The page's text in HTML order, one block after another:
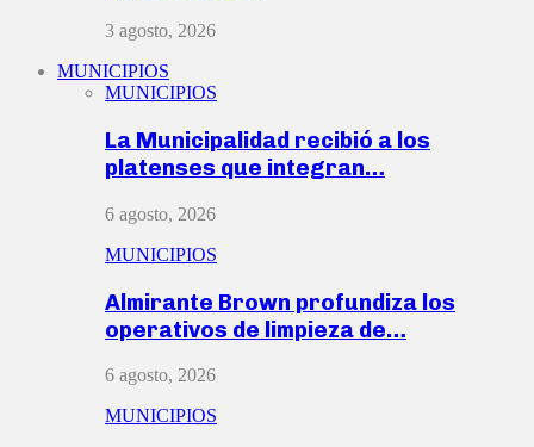
3 agosto, 2026
MUNICIPIOS
MUNICIPIOS
La Municipalidad recibió a los
platenses que integran…
6 agosto, 2026
MUNICIPIOS
Almirante Brown profundiza los
operativos de limpieza de…
6 agosto, 2026
MUNICIPIOS